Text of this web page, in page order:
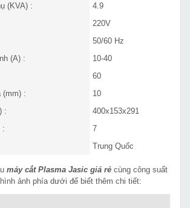
(KVA) :
4.9
220V
50/60 Hz
(A) :
10-40
60
(mm) :
10
:
400x153x291
:
7
Trung Quốc
máy cắt Plasma Jasic giá rẻ cùng công suất
ảnh phía dưới để biết thêm chi tiết: